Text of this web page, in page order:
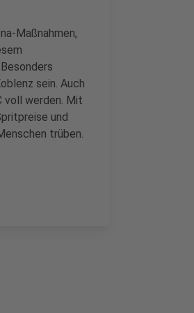
Maßnahmen,
sein. Auch
voll werden. Mit
und
trüben.